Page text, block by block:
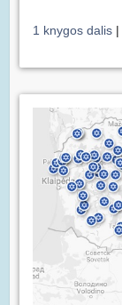
1 knygos dalis |